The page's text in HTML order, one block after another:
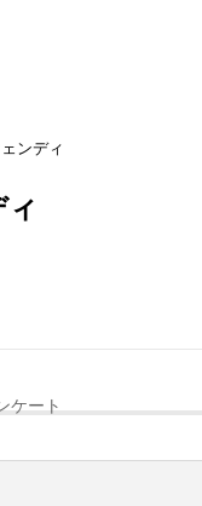
ンディ
ケート